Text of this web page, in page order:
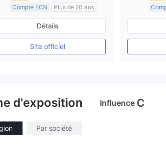
Compte ECN
Plus de 20 ans
Réglementation de Australie
Market Making (MM)
Etiquette principale MT4
Détails
Site officiel
d'exposition Influence C
Par société